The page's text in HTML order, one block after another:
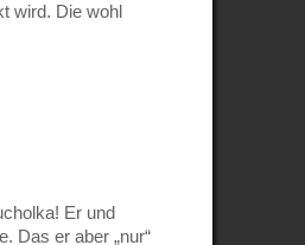
wird. Die wohl
Er und
Das er aber „nur“